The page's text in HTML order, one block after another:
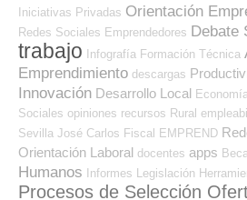
Iniciativas Privadas Orientación
Redes Sociales Emprendedores Debate
trabajo Infografía Formación Técnica
Emprendimiento descargas
Innovación Desarrollo Local
Sociales opiniones recursos Rural
Sevilla José Carlos Fiscal EMPREND
Orientación Laboral docentes apps
Humanos Informes Legislación
Procesos de Selección